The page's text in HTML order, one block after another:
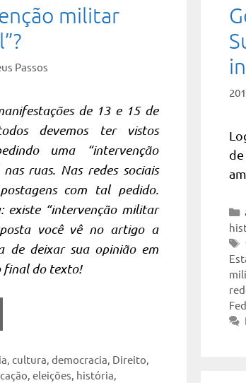
militar
Passos
de 13 e 15 de
devemos ter vistos
uma “intervenção
ruas. Nas redes sociais
com tal pedido.
existe “intervenção militar
você vê no artigo a
de deixar sua opinião em
final do texto!
,cultura,democracia, Direito,
, eleições, história,